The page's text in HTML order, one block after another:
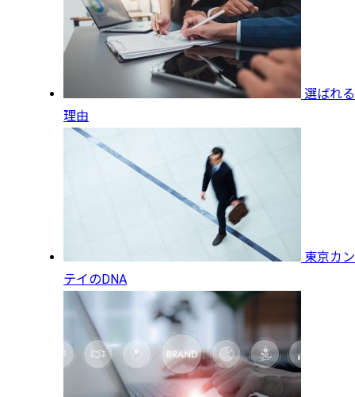
選ばれる
理由
東京カン
テイのDNA